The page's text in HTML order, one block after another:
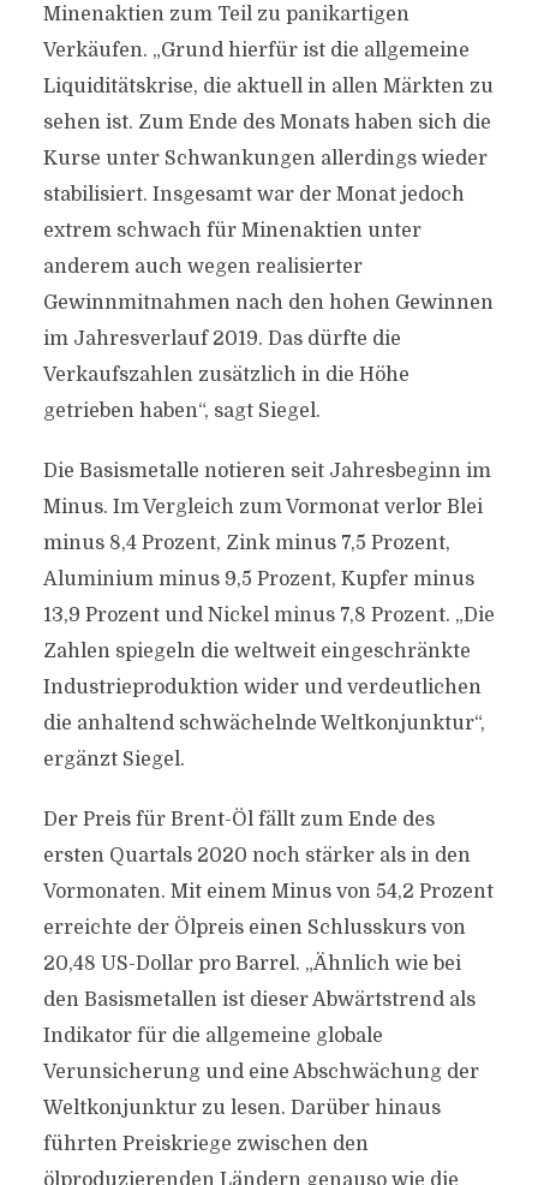
Minenaktien zum Teil zu panikartigen
Verkäufen. „Grund hierfür ist die allgemeine
Liquiditätskrise, die aktuell in allen Märkten zu
sehen ist. Zum Ende des Monats haben sich die
Kurse unter Schwankungen allerdings wieder
stabilisiert. Insgesamt war der Monat jedoch
extrem schwach für Minenaktien unter
anderem auch wegen realisierter
Gewinnmitnahmen nach den hohen Gewinnen
im Jahresverlauf 2019. Das dürfte die
Verkaufszahlen zusätzlich in die Höhe
getrieben haben“, sagt Siegel.
Die Basismetalle notieren seit Jahresbeginn im
Minus. Im Vergleich zum Vormonat verlor Blei
minus 8,4 Prozent, Zink minus 7,5 Prozent,
Aluminium minus 9,5 Prozent, Kupfer minus
13,9 Prozent und Nickel minus 7,8 Prozent. „Die
Zahlen spiegeln die weltweit eingeschränkte
Industrieproduktion wider und verdeutlichen
die anhaltend schwächelnde Weltkonjunktur“,
ergänzt Siegel.
Der Preis für Brent-Öl fällt zum Ende des
ersten Quartals 2020 noch stärker als in den
Vormonaten. Mit einem Minus von 54,2 Prozent
erreichte der Ölpreis einen Schlusskurs von
20,48 US-Dollar pro Barrel. „Ähnlich wie bei
den Basismetallen ist dieser Abwärtstrend als
Indikator für die allgemeine globale
Verunsicherung und eine Abschwächung der
Weltkonjunktur zu lesen. Darüber hinaus
führten Preiskriege zwischen den
ölproduzierenden Ländern genauso wie die